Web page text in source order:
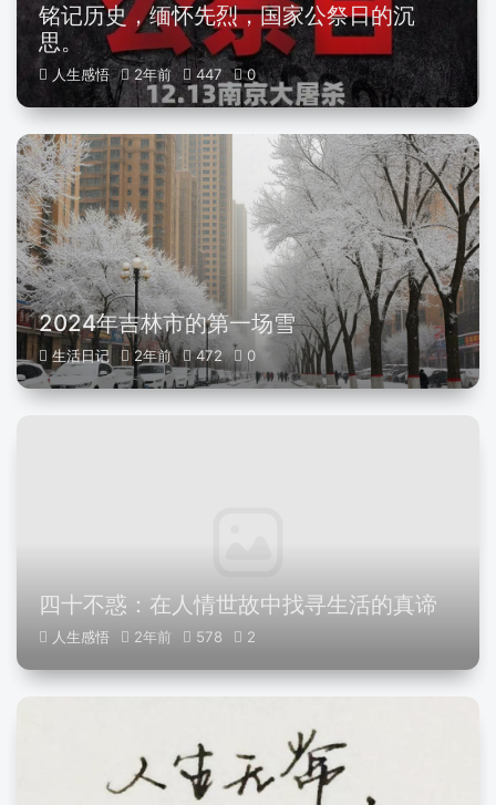
铭记历史，缅怀先烈，国家公祭日的沉
思。
人生感悟 2年前 447 0
2024年吉林市的第一场雪
生活日记 2年前 472 0
四十不惑：在人情世故中找寻生活的真谛
人生感悟 2年前 578 2